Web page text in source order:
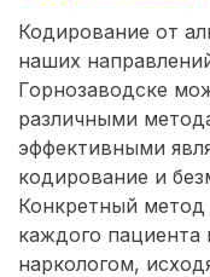
Кодирование от
наших
Горнозаводске
различными
эффективными
кодирование и
Конкретный
каждого
наркологом,